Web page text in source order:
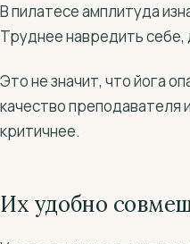
В пилатесе амплитуда
Труднее навредить себе,
Это не значит, что йога
качество преподавателя
критичнее.
Их удобно